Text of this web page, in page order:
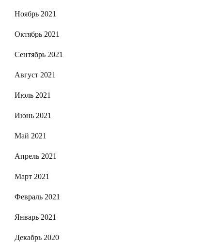
Ноябрь 2021
Октябрь 2021
Сентябрь 2021
Август 2021
Июль 2021
Июнь 2021
Май 2021
Апрель 2021
Март 2021
Февраль 2021
Январь 2021
Декабрь 2020